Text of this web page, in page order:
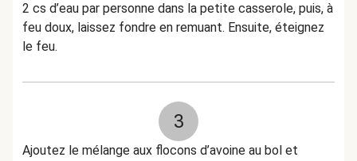
2 cs d’eau par personne dans la petite casserole, puis, à
feu doux, laissez fondre en remuant. Ensuite, éteignez
le feu.
3
Ajoutez le mélange aux flocons d’avoine au bol et